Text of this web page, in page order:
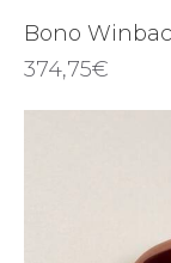
Bono
374,75€